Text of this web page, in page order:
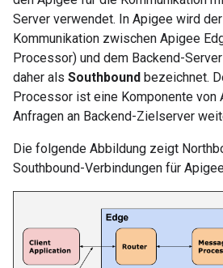
Server verwendet. In Apigee wird
Kommunikation zwischen Apigee
Processor) und dem Backend-
daher als Southbound bezeichnet.
Processor ist eine Komponente von
Anfragen an Backend-Zielserver
Die folgende Abbildung zeigt
Southbound-Verbindungen für